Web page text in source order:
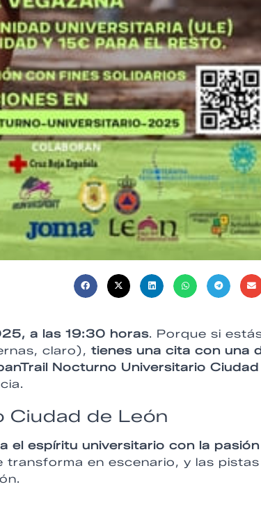
a las 19:30 horas. Porque si
claro), tienes una cita con una
Nocturno Universitario
Ciudad de León
el espíritu universitario con la pasión
transforma en escenario, y las pistas